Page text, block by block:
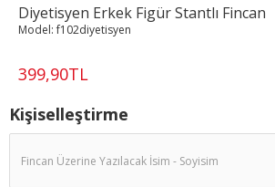
Diyetisyen Erkek Figür Stantlı Fincan
399,90TL
Model: f102diyetisyen
Kişiselleştirme